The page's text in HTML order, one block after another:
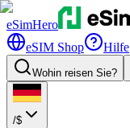
eSimHero
eSIM Shop
Hilfe
Wohin reisen Sie?
/$